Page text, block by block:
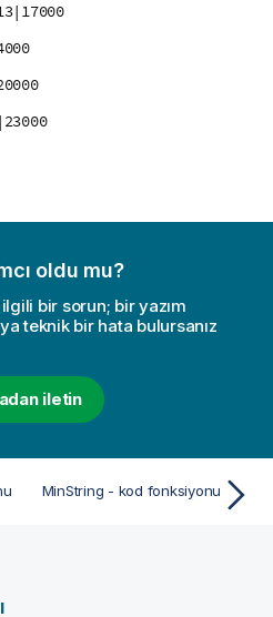
oldu mu?
bir sorun; bir yazım
teknik bir hata bulursanız
iletin
MinString - kod fonksiyonu